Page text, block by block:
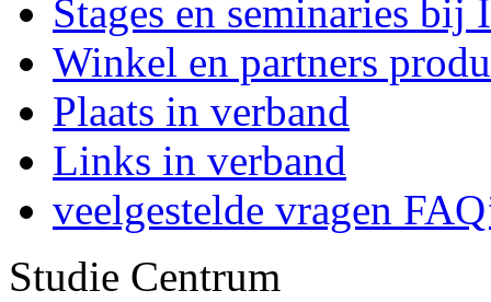
Stages en seminaries
Winkel en partners
Plaats in verband
Links in verband
veelgestelde vragen
Studie Centrum